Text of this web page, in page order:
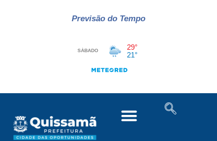
Previsão do Tempo